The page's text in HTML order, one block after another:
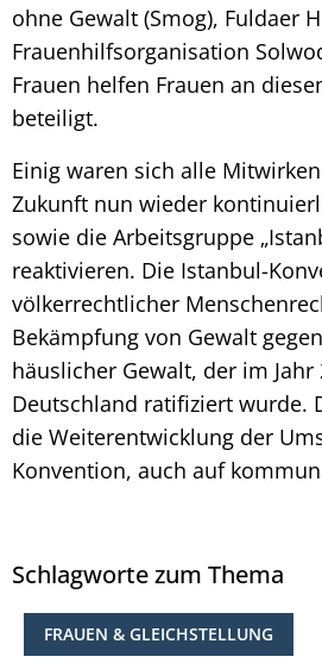
ohne Gewalt (Smog), Fuldaer
Frauenhilfsorganisation
Frauen helfen Frauen an
beteiligt.
Einig waren sich alle
Zukunft nun wieder
sowie die Arbeitsgruppe
reaktivieren. Die Istanbul-
völkerrechtlicher
Bekämpfung von Gewalt
häuslicher Gewalt, der im Jahr
Deutschland ratifiziert wurde.
die Weiterentwicklung der
Konvention, auch auf
Schlagworte zum Thema
FRAUEN & GLEICHSTELLUNG